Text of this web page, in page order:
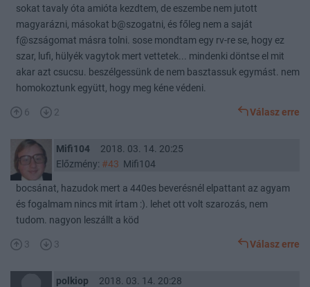
sokat tavaly óta amióta kezdtem, de eszembe nem jutott
magyarázni, másokat b@szogatni, és főleg nem a saját
f@szságomat másra tolni. sose mondtam egy rv-re se, hogy ez
szar, lufi, hülyék vagytok mert vettetek... mindenki döntse el mit
akar azt csucsu. beszélgessünk de nem basztassuk egymást. nem
homokoztunk együtt, hogy meg kéne védeni.
6 2 Válasz erre
Mifi104
2018. 03. 14. 20:25
Előzmény: #43 Mifi104
bocsánat, hazudok mert a 440es beverésnél elpattant az agyam
és fogalmam nincs mit írtam :). lehet ott volt szarozás, nem
tudom. nagyon leszállt a köd
3 3 Válasz erre
polkiop
2018. 03. 14. 20:28